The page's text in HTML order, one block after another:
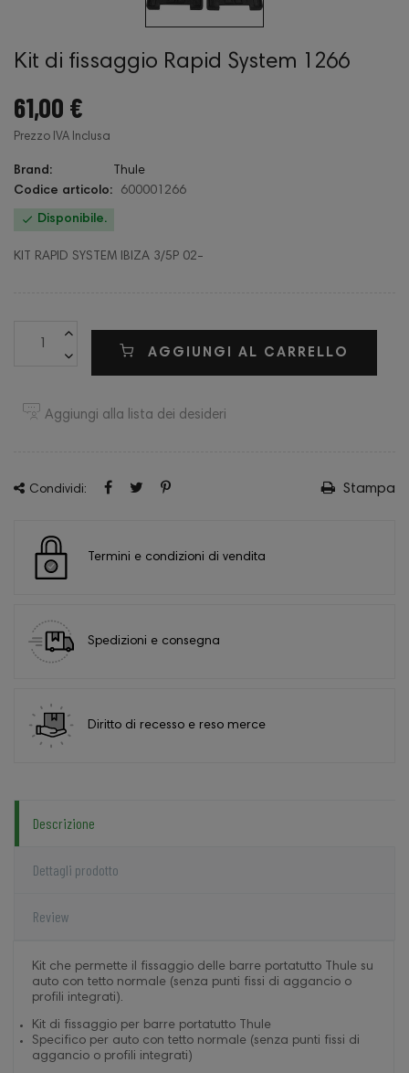
Kit di fissaggio Rapid System 1266
61,00 €
Prezzo IVA Inclusa
Brand:
Thule
Codice articolo:
600001266
 Disponibile.
KIT RAPID SYSTEM IBIZA 3/5P 02-
AGGIUNGI AL CARRELLO
Aggiungi alla lista dei desideri
Condividi: Stampa
Termini e condizioni di vendita
Spedizioni e consegna
Diritto di recesso e reso merce
Descrizione
Dettagli prodotto
Review
Kit che permette il fissaggio delle barre portatutto Thule su
auto con tetto normale (senza punti fissi di aggancio o
profili integrati).
Kit di fissaggio per barre portatutto Thule
Specifico per auto con tetto normale (senza punti fissi di
aggancio o profili integrati)